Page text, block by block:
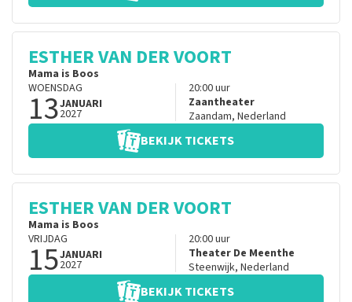
ESTHER VAN DER VOORT
Mama is Boos
WOENSDAG
13JANUARI
2027
20:00uur
Zaantheater
Zaandam, Nederland
BEKIJK TICKETS
ESTHER VAN DER VOORT
Mama is Boos
VRIJDAG
15JANUARI
2027
20:00uur
Theater De Meenthe
Steenwijk, Nederland
BEKIJK TICKETS